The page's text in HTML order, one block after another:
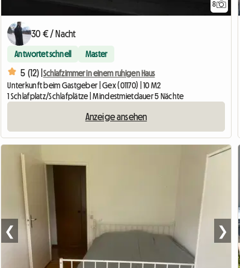
8
30 € / Nacht
Antwortet schnell Master
5 (12) | Schlafzimmer in einem ruhigen Haus
Unterkunft beim Gastgeber | Gex (01170) | 10 M2
1 Schlafplatz/Schlafplätze | Mindestmietdauer 5 Nächte
Anzeige ansehen
❮ ❯